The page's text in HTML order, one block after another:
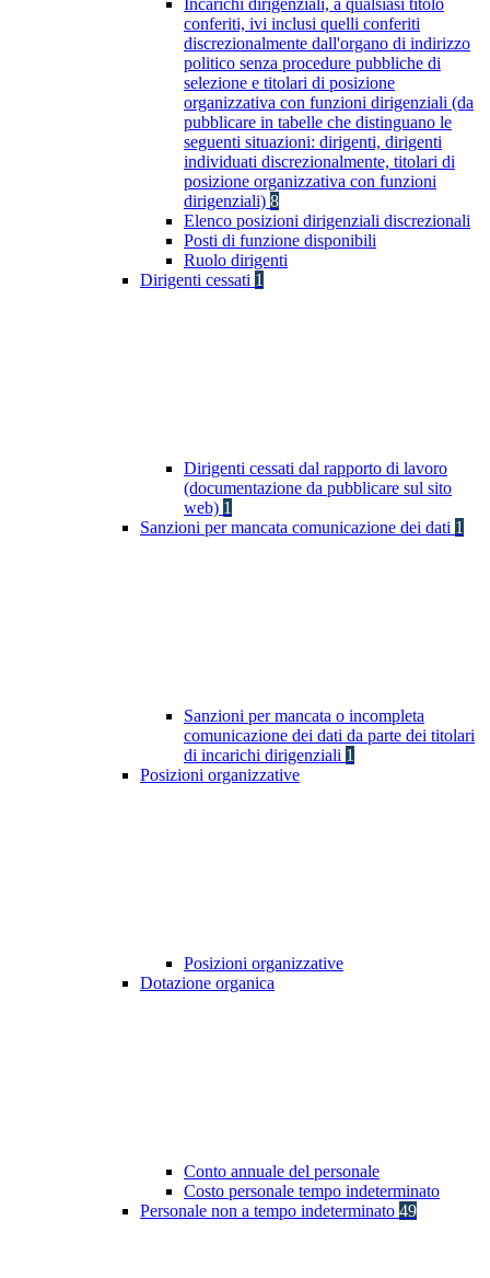
Incarichi dirigenziali, a qualsiasi titolo
conferiti, ivi inclusi quelli conferiti
discrezionalmente dall'organo di indirizzo
politico senza procedure pubbliche di
selezione e titolari di posizione
organizzativa con funzioni dirigenziali (da
pubblicare in tabelle che distinguano le
seguenti situazioni: dirigenti, dirigenti
individuati discrezionalmente, titolari di
posizione organizzativa con funzioni
dirigenziali) 8
Elenco posizioni dirigenziali discrezionali
Posti di funzione disponibili
Ruolo dirigenti
Dirigenti cessati 1
Dirigenti cessati dal rapporto di lavoro
(documentazione da pubblicare sul sito
web) 1
Sanzioni per mancata comunicazione dei dati 1
Sanzioni per mancata o incompleta
comunicazione dei dati da parte dei titolari
di incarichi dirigenziali 1
Posizioni organizzative
Posizioni organizzative
Dotazione organica
Conto annuale del personale
Costo personale tempo indeterminato
Personale non a tempo indeterminato 49